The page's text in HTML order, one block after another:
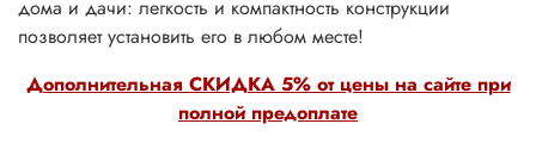
Дополнительная СКИДКА 5% от цены на сайте при
полной предоплате
дома и дачи: легкость и компактность конструкции
позволяет установить его в любом месте!